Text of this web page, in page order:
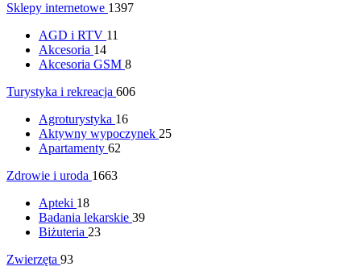
Sklepy internetowe 1397
AGD i RTV 11
Akcesoria 14
Akcesoria GSM 8
Turystyka i rekreacja 606
Agroturystyka 16
Aktywny wypoczynek 25
Apartamenty 62
Zdrowie i uroda 1663
Apteki 18
Badania lekarskie 39
Biżuteria 23
Zwierzęta 93